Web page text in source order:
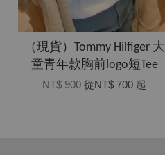
（現貨）Tommy Hilfiger 大
童青年款胸前logo短Tee
NT$ 900從NT$ 700 起